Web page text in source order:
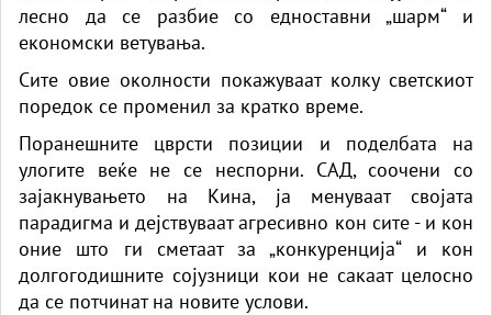
лесно да се разбие со едноставни „шарм“ и
економски ветувања.
Сите овие околности покажуваат колку светскиот
поредок се променил за кратко време.
Поранешните цврсти позиции и поделбата на
улогите веќе не се неспорни. САД, соочени со
зајакнувањето на Кина, ја менуваат својата
парадигма и дејствуваат агресивно кон сите - и кон
оние што ги сметаат за „конкуренција“ и кон
долгогодишните сојузници кои не сакаат целосно
да се потчинат на новите услови.